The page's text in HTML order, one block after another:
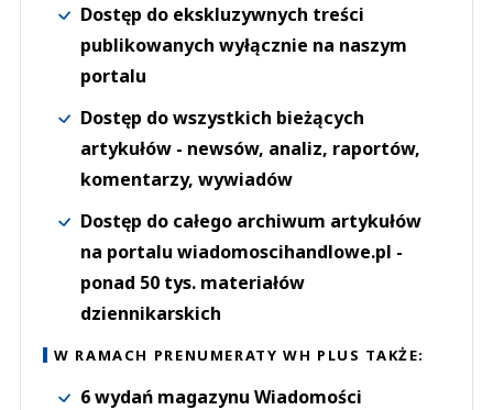
Dostęp do ekskluzywnych treści
publikowanych wyłącznie na naszym
portalu
Dostęp do wszystkich bieżących
artykułów - newsów, analiz, raportów,
komentarzy, wywiadów
Dostęp do całego archiwum artykułów
na portalu wiadomoscihandlowe.pl -
ponad 50 tys. materiałów
dziennikarskich
W RAMACH PRENUMERATY WH PLUS TAKŻE:
6 wydań magazynu Wiadomości